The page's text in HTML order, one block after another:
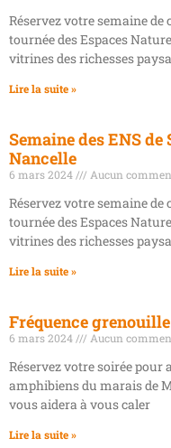
Réservez votre semaine
tournée des Espaces
vitrines des richesses
Lire la suite »
Semaine des ENS
Nancelle
6 mars 2024 Aucun
Réservez votre semaine
tournée des Espaces
vitrines des richesses
Lire la suite »
Fréquence
6 mars 2024 Aucun
Réservez votre soirée pour
amphibiens du marais de
vous aidera à vous caler
Lire la suite »